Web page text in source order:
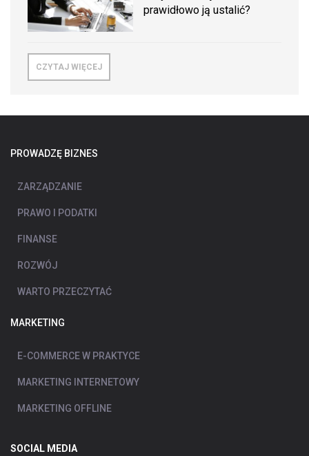
prawidłowo ją ustalić?
CZYTAJ WIĘCEJ
PROWADZĘ BIZNES
ZARZĄDZANIE
PRAWO I PODATKI
FINANSE
ROZWÓJ
WARTO PRZECZYTAĆ
MARKETING
E-COMMERCE W PRAKTYCE
MARKETING INTERNETOWY
MARKETING OFFLINE
SOCIAL MEDIA